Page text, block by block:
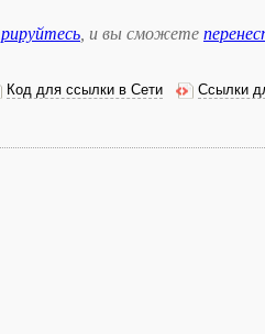
, и вы сможете
Код для ссылки в Сети Ссылки